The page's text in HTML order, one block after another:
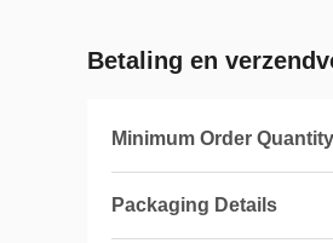
Betaling en
Minimum Order Quantity
Packaging Details